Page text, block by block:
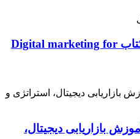
آموزش دیجیتال مارکتینگ: کتاب Digital marketing for
بازاریابی دیجیتال،